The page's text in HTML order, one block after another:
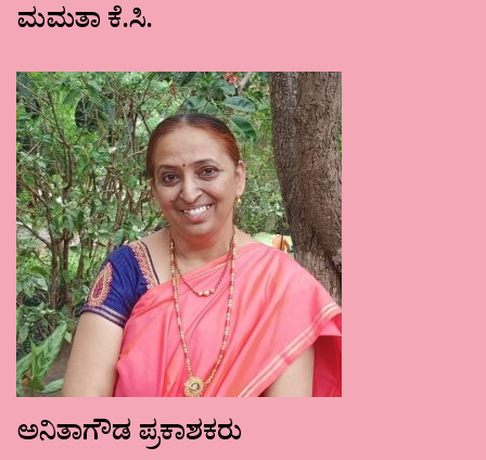
ಮಮತಾ ಕೆ.ಸಿ.
ಅನಿತಾಗೌಡ ಪ್ರಕಾಶಕರು